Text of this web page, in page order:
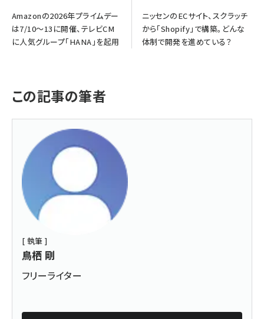
Amazonの2026年プライムデー
は7/10～13に開催、テレビCM
に人気グループ「HANA」を起用
ニッセンのECサイト、スクラッチ
から「Shopify」で構築。どんな
体制で開発を進めている？
この記事の筆者
[ 執筆 ]
鳥栖 剛
フリーライター